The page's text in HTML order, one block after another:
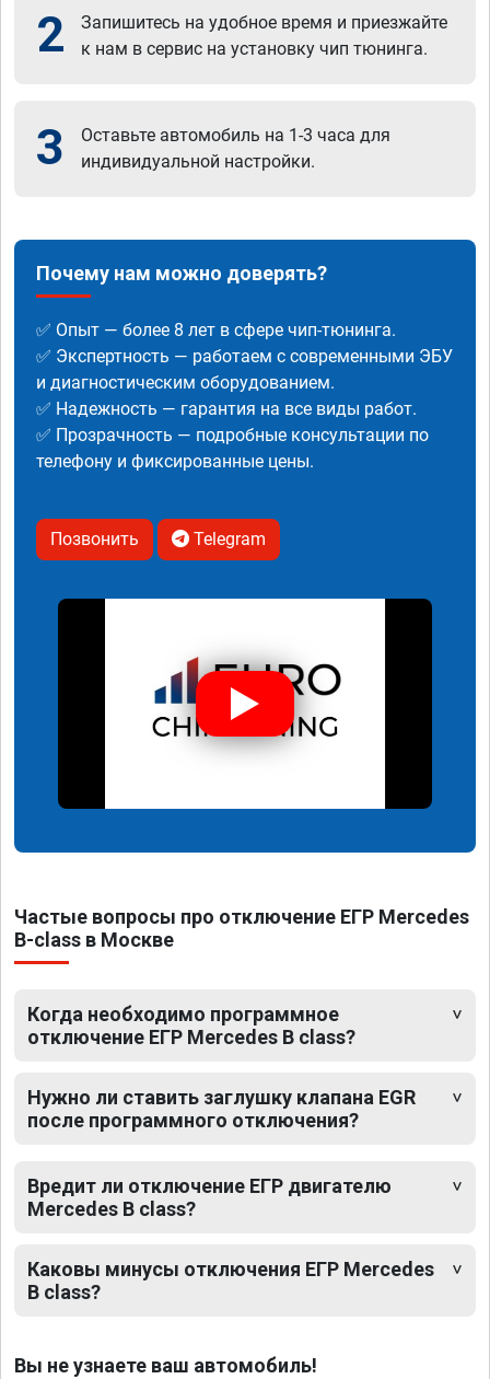
2
Запишитесь на удобное время и приезжайте
к нам в сервис на установку чип тюнинга.
3
Оставьте автомобиль на 1-3 часа для
индивидуальной настройки.
Почему нам можно доверять?
✅ Опыт — более 8 лет в сфере чип-тюнинга.
✅ Экспертность — работаем с современными ЭБУ
и диагностическим оборудованием.
✅ Надежность — гарантия на все виды работ.
✅ Прозрачность — подробные консультации по
телефону и фиксированные цены.
Позвонить Telegram
Частые вопросы про отключение ЕГР Mercedes
B-class в Москве
Когда необходимо программное
отключение ЕГР Mercedes B class?
Нужно ли ставить заглушку клапана EGR
после программного отключения?
Вредит ли отключение ЕГР двигателю
Mercedes B class?
Каковы минусы отключения ЕГР Mercedes
B class?
Вы не узнаете ваш автомобиль!